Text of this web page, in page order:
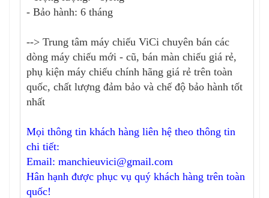
- Bảo hành: 6 tháng
--> Trung tâm máy chiếu ViCi chuyên bán các
dòng máy chiếu mới - cũ, bán màn chiếu giá rẻ,
phụ kiện máy chiếu chính hãng giá rẻ trên toàn
quốc, chất lượng đảm bảo và chế độ bảo hành tốt
nhất
Mọi thông tin khách hàng liên hệ theo thông tin
chi tiết:
Email: manchieuvici@gmail.com
Hân hạnh được phục vụ quý khách hàng trên toàn
quốc!